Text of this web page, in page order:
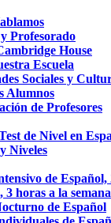
Profesorado
House
Escuela
Sociales y
Alumnos
de Profesores
de Nivel en
Niveles
de Español,
3 horas a la semana
de Español